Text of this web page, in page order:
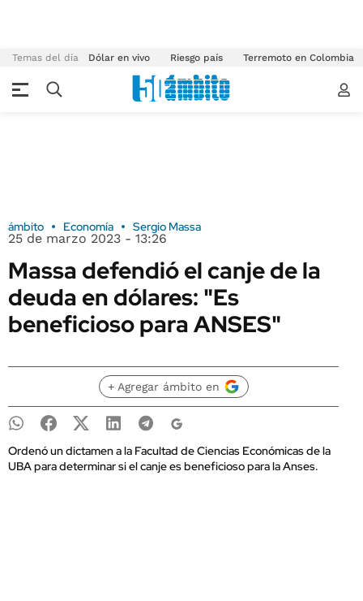
Temas del día Dólar en vivo Riesgo país Terremoto en Colombia
ámbito Economía Sergio Massa
25 de marzo 2023 - 13:26
Massa defendió el canje de la
deuda en dólares: "Es
beneficioso para ANSES"
+ Agregar ámbito en
Ordenó un dictamen a la Facultad de Ciencias Económicas de la
UBA para determinar si el canje es beneficioso para la Anses.